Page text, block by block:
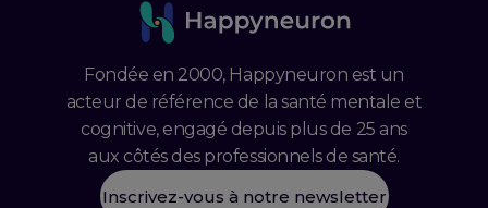
Fondée en 2000, Happyneuron est un
acteur de référence de la santé mentale et
cognitive, engagé depuis plus de 25 ans
aux côtés des professionnels de santé.
Inscrivez-vous à notre newsletter